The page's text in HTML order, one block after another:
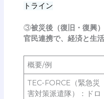
トライン
③被災後（復旧・復興）
官民連携で、経済と生
概要/例
TEC-FORCE（緊急災
害対策派遣隊）：ドロ